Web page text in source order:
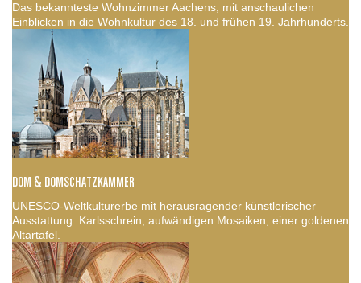
Das bekannteste Wohnzimmer Aachens, mit anschaulichen
Einblicken in die Wohnkultur des 18. und frühen 19. Jahrhunderts.
DOM & DOMSCHATZKAMMER
UNESCO-Weltkulturerbe mit herausragender künstlerischer
Ausstattung: Karlsschrein, aufwändigen Mosaiken, einer goldenen
Altartafel.